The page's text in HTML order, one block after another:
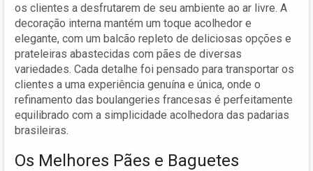
os clientes a desfrutarem de seu ambiente ao ar livre. A
decoração interna mantém um toque acolhedor e
elegante, com um balcão repleto de deliciosas opções e
prateleiras abastecidas com pães de diversas
variedades. Cada detalhe foi pensado para transportar os
clientes a uma experiência genuína e única, onde o
refinamento das boulangeries francesas é perfeitamente
equilibrado com a simplicidade acolhedora das padarias
brasileiras.
Os Melhores Pães e Baguetes